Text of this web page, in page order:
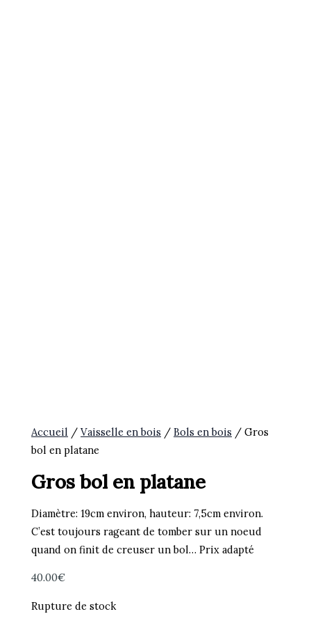
Accueil /Vaisselle en bois /Bols en bois / Gros
bol en platane
Gros bol en platane
Diamètre: 19cm environ, hauteur: 7,5cm environ.
C’est toujours rageant de tomber sur un noeud
quand on finit de creuser un bol… Prix adapté
40.00€
Rupture de stock